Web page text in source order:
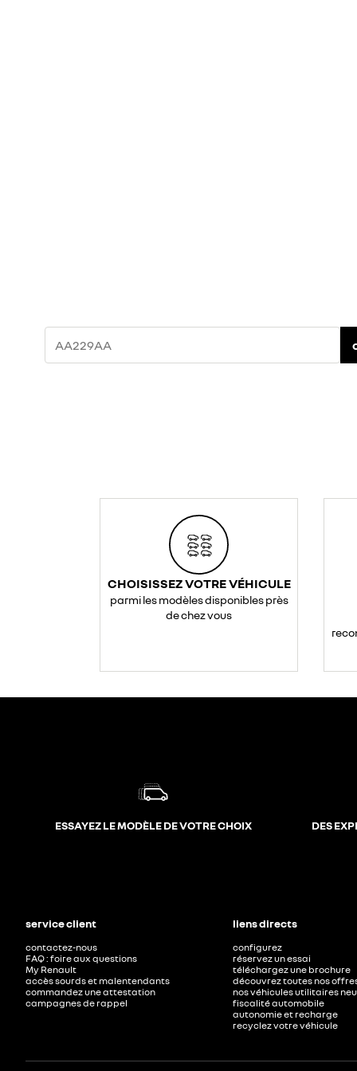
CHOISISSEZ VOTRE VÉHICULE
parmi les modèles disponibles près
de chez vous
ESSAYEZ LE MODÈLE DE VOTRE CHOIX DES
service client
contactez-nous
FAQ : foire aux questions
My Renault
accès sourds et malentendants
commandez une attestation
campagnes de rappel
liens directs
configurez
réservez un essai
téléchargez une brochure
découvrez toutes nos
nos véhicules utilitaires
fiscalité automobile
autonomie et recharge
recyclez votre véhicule